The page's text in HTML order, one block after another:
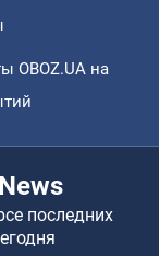
OBOZ.UA на
последних